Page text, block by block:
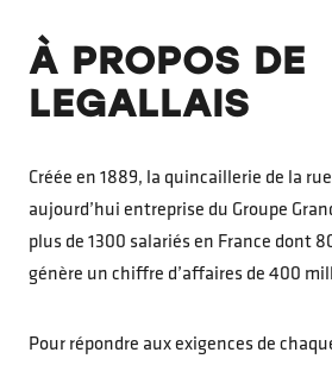
À PROPOS DE
LEGALLAIS
Créée en 1889, la quincaillerie de la
aujourd’hui entreprise du Groupe
plus de 1300 salariés en France dont
génère un chiffre d’affaires de 400
Pour répondre aux exigences de